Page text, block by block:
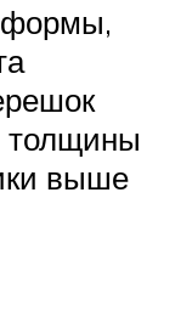
формы,
толщины
выше